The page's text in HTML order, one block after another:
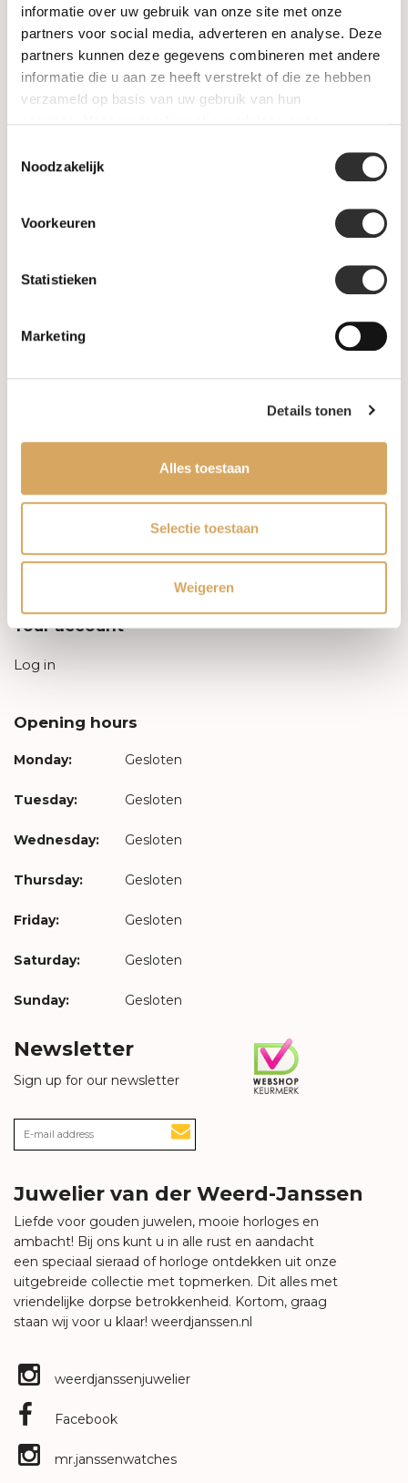
informatie over uw gebruik van onze site met onze
partners voor social media, adverteren en analyse. Deze
partners kunnen deze gegevens combineren met andere
informatie die u aan ze heeft verstrekt of die ze hebben
verzameld op basis van uw gebruik van hun
Noodzakelijk
Voorkeuren
Statistieken
Marketing
Details tonen
Alles toestaan
Selectie toestaan
Weigeren
Wedding rings
PRE-OWNED
Maatwerk
Leveringsvoorwaarden
Privacy Policy
Your account
Log in
Opening hours
Monday: Gesloten
Tuesday: Gesloten
Wednesday: Gesloten
Thursday: Gesloten
Friday: Gesloten
Saturday: Gesloten
Sunday: Gesloten
Newsletter
Sign up for our newsletter
Juwelier van der Weerd-Janssen
Liefde voor gouden juwelen, mooie horloges en
ambacht! Bij ons kunt u in alle rust en aandacht
een speciaal sieraad of horloge ontdekken uit onze
uitgebreide collectie met topmerken. Dit alles met
vriendelijke dorpse betrokkenheid. Kortom, graag
staan wij voor u klaar! weerdjanssen.nl
weerdjanssenjuwelier
Facebook
mr.janssenwatches